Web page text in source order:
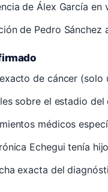
de Álex García en
de Pedro Sánchez
de cáncer (solo
sobre el estadio del
médicos
Echegui tenía
exacta del